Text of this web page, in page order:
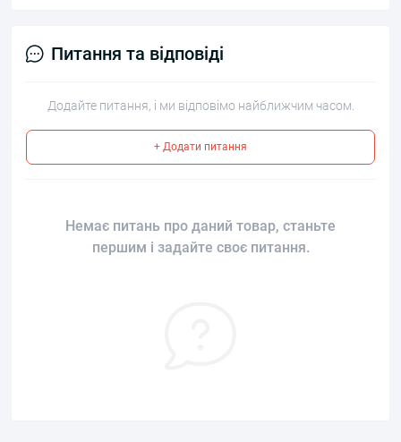
Питання та відповіді
Додайте питання, і ми відповімо найближчим часом.
+ Додати питання
Немає питань про даний товар, станьте
першим і задайте своє питання.